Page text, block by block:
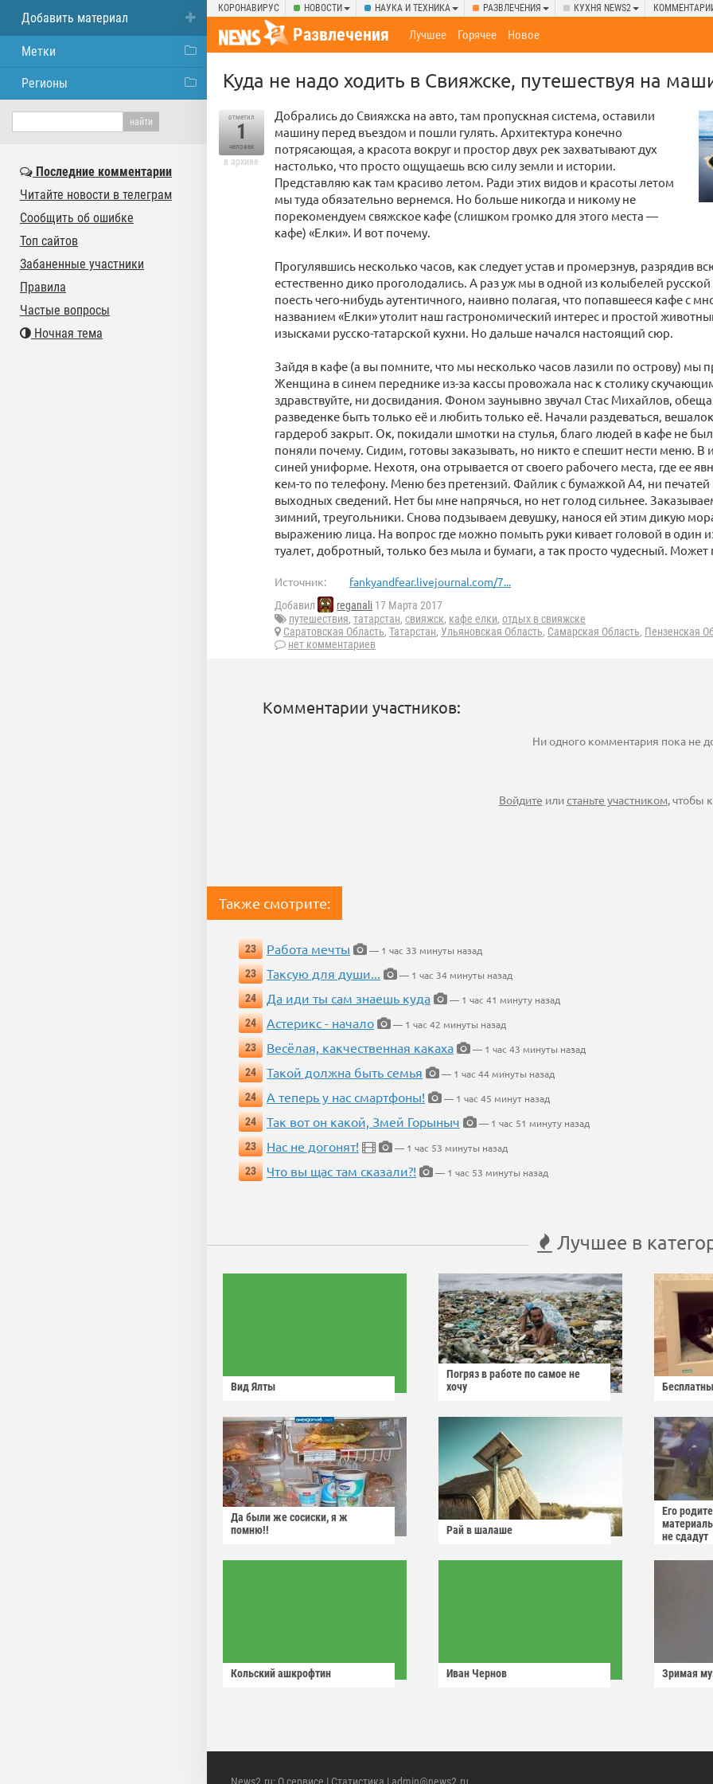
КОРОНАВИРУС НОВОСТИ НАУКА И ТЕХНИКА РАЗВЛЕЧЕНИЯ КУХНЯ NEWS2
Развлечения Лучшее Горячее Новое
Куда не надо ходить в Свияжске, путешествуя на
отметил
1
человек
в архиве
Добрались до Свияжска на авто, там пропускная система, оставили
машину перед въездом и пошли гулять. Архитектура конечно
потрясающая, а красота вокруг и простор двух рек захватывают дух
настолько, что просто ощущаешь всю силу земли и истории.
Представляю как там красиво летом. Ради этих видов и красоты летом
мы туда обязательно вернемся. Но больше никогда и никому не
порекомендуем свяжское кафе (слишком громко для этого места —
кафе) «Елки». И вот почему.
Прогулявшись несколько часов, как следует устав и промерзнув, разрядив
естественно дико проголодались. А раз уж мы в одной из колыбелей
поесть чего-нибудь аутентичного, наивно полагая, что попавшееся кафе с
названием «Елки» утолит наш гастрономический интерес и простой
изысками русско-татарской кухни. Но дальше начался настоящий сюр.
Зайдя в кафе (а вы помните, что мы несколько часов лазили по острову) мы
Женщина в синем переднике из-за кассы провожала нас к столику
здравствуйте, ни досвидания. Фоном заунывно звучал Стас Михайлов,
разведенке быть только её и любить только её. Начали раздеваться,
гардероб закрыт. Ок, покидали шмотки на стулья, благо людей в кафе не
поняли почему. Сидим, готовы заказывать, но никто е спешит нести меню. В
синей униформе. Нехотя, она отрывается от своего рабочего места, где ее
кем-то по телефону. Меню без претензий. Файлик с бумажкой А4, ни
выходных сведений. Нет бы мне напрячься, но нет голод сильнее.
зимний, треугольники. Снова подзываем девушку, нанося ей этим дикую
выражению лица. На вопрос где можно помыть руки кивает головой в один
туалет, добротный, только без мыла и бумаги, а так просто чудесный. Может
Источник: fankyandfear.livejournal.com/7...
Добавил reganali 17 Марта 2017
путешествия, татарстан, свияжск, кафе елки, отдых в свияжске
Саратовская Область, Татарстан, Ульяновская Область, Самарская Область, Пензенская
нет комментариев
Комментарии участников:
Ни одного комментария пока не
Войдите илистаньте участником, чтобы
Также смотрите:
23 Работа мечты
— 1 час 33 минуты назад
23
Таксую для души...
— 1 час 34 минуты назад
24
Да иди ты сам знаешь куда
— 1 час 41 минуту назад
24
Астерикс - начало
— 1 час 42 минуты назад
23
Весёлая, какчественная какаха
— 1 час 43 минуты назад
24
Такой должна быть семья
— 1 час 44 минуты назад
24
А теперь у нас смартфоны!
— 1 час 45 минут назад
24
Так вот он какой, Змей Горыныч
— 1 час 51 минуту назад
23
Нас не догонят!
— 1 час 53 минуты назад
23
Что вы щас там сказали?! — 1 час 53 минуты назад
Лучшее в
Вид Ялты
Погряз в работе по самое не
хочу
Да были же сосиски, я ж
помню!!
Рай в шалаше
Его
не сдадут
Кольский ашкрофтин Иван Чернов Зримая
Добавить материал
Метки
Регионы
Последние комментарии
Читайте новости в телеграм
Сообщить об ошибке
Топ сайтов
Забаненные участники
Правила
Частые вопросы
Ночная тема